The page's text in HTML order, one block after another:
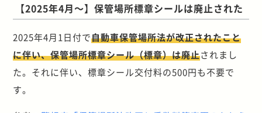
【2025年4月～】保管場所標章シールは廃止された
2025年4月1日付で自動車保管場所法が改正されたこと
に伴い、保管場所標章シール（標章）は廃止されまし
た。それに伴い、標章シール交付料の500円も不要で
す。